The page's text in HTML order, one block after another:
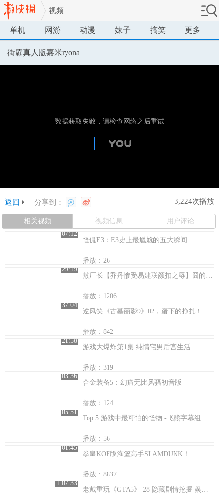
视频
单机 网游 动漫 妹子 搞笑 更多
街霸真人版嘉米ryona
返回 分享到： 3,224次播放
相关视频 视频信息
用户评论
07:12
怪侃E3：E3史上最尴尬的五大瞬间
播放：26
29:19
敖厂长【乔丹惨受易建联颜扣之辱】囧的呼唤92期-易帝降临
播放：1206
37:04
逆风笑《古墓丽影9》02，蛋下的挣扎！
播放：842
21:58
游戏大爆炸第1集 纯情宅男后宫生活
播放：319
03:36
合金装备5：幻痛无比风骚初音版
播放：124
05:51
Top 5 游戏中最可怕的怪物 -飞熊字幕组
播放：56
01:45
拳皇KOF版灌篮高手SLAMDUNK！
播放：8837
1:07:33
老戴重玩《GTA5》 28 隐藏剧情挖掘 娱乐搞笑实况